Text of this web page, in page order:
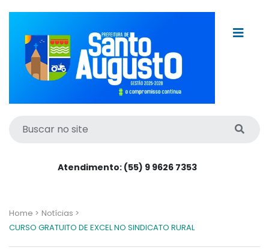
Atendimento: (55) 9 9626 7353
Home > Notícias >
CURSO GRATUITO DE EXCEL NO SINDICATO RURAL